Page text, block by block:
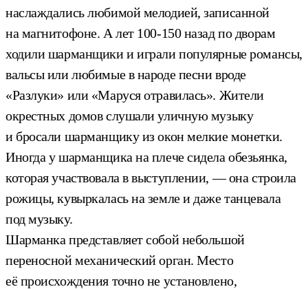
наслаждались любимой мелодией, записанной
на магнитофоне. А лет 100-150 назад по дворам
ходили шарманщики и играли популярные романсы,
вальсы или любимые в народе песни вроде
«Разлуки» или «Маруся отравилась». Жители
окрестных домов слушали уличную музыку
и бросали шарманщику из окон мелкие монетки.
Иногда у шарманщика на плече сидела обезьянка,
которая участвовала в выступлении, — она строила
рожицы, кувыркалась на земле и даже танцевала
под музыку.
Шарманка представляет собой небольшой
переносной механический орган. Место
её происхождения точно не установлено,